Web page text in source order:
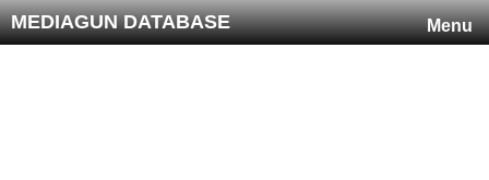
Menu
MEDIAGUN DATABASE